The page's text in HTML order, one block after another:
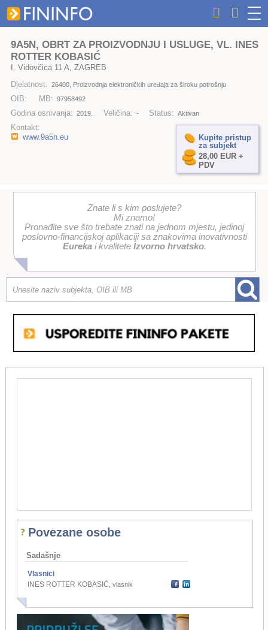
9A5N, OBRT ZA PROIZVODNJU I USLUGE, VL. INES
ROTTER KOBASIĆ
I. Vidovčica 11 A, ZAGREB
Djelatnost: 26400, Proizvodnja elektroničkih uređaja za široku potrošnju
OIB: MB: 97958492
Godina osnivanja: 2019. Veličina: - Status: Aktivan
Kontakt:
www.9a5n.eu
Kupite pristup
za subjekt
28,00 EUR +
PDV
Znate li s kim poslujete?
Mi znamo!
Pronađite sve što trebate znati na jednom mjestu, jedinoj
poslovno-financijskoj aplikaciji sa znakovima inovativnosti
Eurekai kvalitete Izvorno hrvatsko.
Povezane osobe
Sadašnje
Vlasnici
INES ROTTER KOBASIĆ, vlasnik